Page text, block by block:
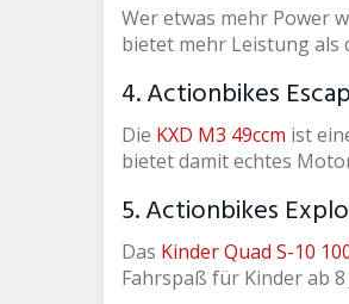
Wer etwas mehr Power
bietet mehr Leistung als
4. Actionbikes
Die KXD M3 49ccm ist
bietet damit echtes
5. Actionbikes
Das Kinder Quad S-10
Fahrspaß für Kinder ab